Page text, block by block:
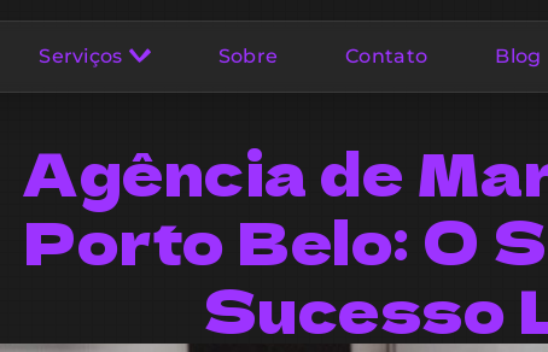
Serviços Sobre Contato Blog
Agência de
Porto Belo: O
Sucesso